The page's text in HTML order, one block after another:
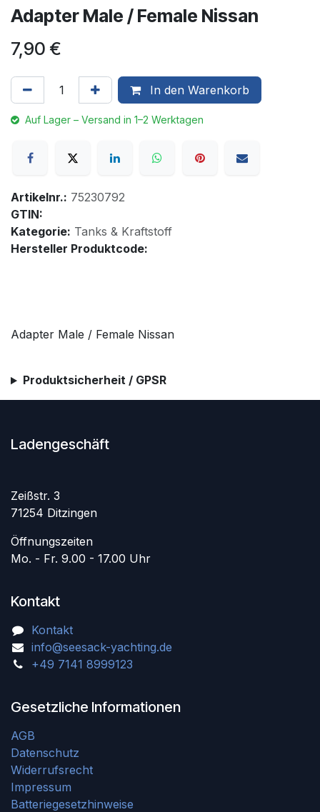
Adapter Male / Female Nissan
7,90 €
In den Warenkorb
Auf Lager – Versand in 1–2 Werktagen
Artikelnr.: 75230792
GTIN:
Kategorie: Tanks & Kraftstoff
Hersteller Produktcode:
Adapter Male / Female Nissan
Produktsicherheit / GPSR
Ladengeschäft
Zeißstr. 3
71254 Ditzingen
Öffnungszeiten
Mo. - Fr. 9.00 - 17.00 Uhr
Kontakt
Kontakt
info@seesack-yachting.de
+49 7141 8999123
Gesetzliche Informationen
AGB
Datenschutz
Widerrufsrecht
Impressum
Batteriegesetzhinweise